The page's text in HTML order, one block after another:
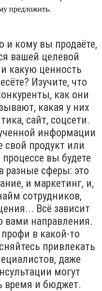
предложить.
и кому вы продаёте,
вашей целевой
какую ценность
Изучите, что
как они
какая у них
сайт, соцсети.
информации
свой продукт или
процессе вы будете
разные сферы: это
и маркетинг, и,
сотрудников,
Всё зависит
вами направления.
в какой-то
привлекать
даже
могут
время и бюджет.